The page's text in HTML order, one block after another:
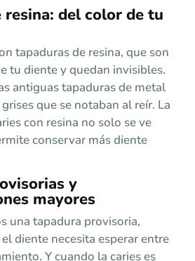
resina: del color de tu
tapaduras de resina, que son
tu diente y quedan invisibles.
antiguas tapaduras de metal
que se notaban al reír. La
con resina no solo se ve
conservar más diente
y
mayores
una tapadura provisoria,
diente necesita esperar entre
Y cuando la caries es